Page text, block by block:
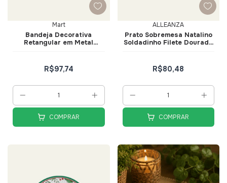
Mart
Bandeja Decorativa
Retangular em Metal
R$97,74
COMPRAR
ALLEANZA
Prato Sobremesa Natalino
Soldadinho Filete Dourado
R$80,48
COMPRAR